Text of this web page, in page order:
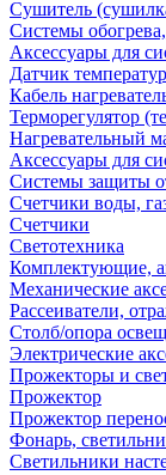
Сушитель
Системы
Аксессуары для
Датчик
Кабель
Терморегулятор
Нагревательный
Аксессуары для
Системы защиты
Счетчики воды,
Счетчики
Светотехника
Комплектующие,
Механические
Рассеиватели,
Столб/опора
Электрические
Прожекторы и
Прожектор
Прожектор
Фонарь,
Светильники